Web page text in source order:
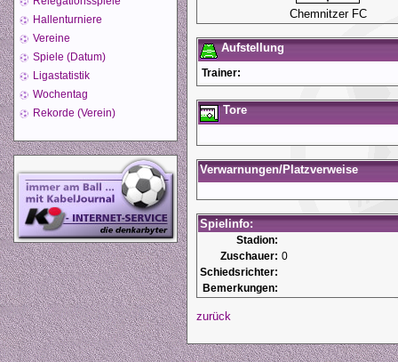
Hallenturniere
Vereine
Spiele (Datum)
Ligastatistik
Wochentag
Rekorde (Verein)
Chemnitzer FC
Aufstellung
Trainer:
Tore
Verwarnungen/Platzverweise
Spielinfo:
Stadion:
Zuschauer: 0
Schiedsrichter:
Bemerkungen:
zurück